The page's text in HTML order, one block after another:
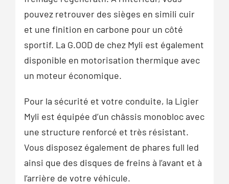
pouvez retrouver des sièges en simili cuir
et une finition en carbone pour un côté
sportif. La G.OOD de chez Myli est également
disponible en motorisation thermique avec
un moteur économique.
Pour la sécurité et votre conduite, la Ligier
Myli est équipée d’un châssis monobloc avec
une structure renforcé et très résistant.
Vous disposez également de phares full led
ainsi que des disques de freins à l’avant et à
l’arrière de votre véhicule.